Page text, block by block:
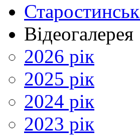
Відеогалерея
2026 рік
2025 рік
2024 рік
2023 рік